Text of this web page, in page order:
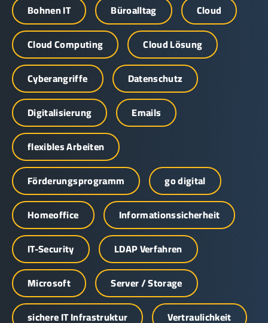
Bohnen IT
Büroalltag
Cloud
Cloud Computing
Cloud Lösung
Cyberangriffe
Datenschutz
Digitalisierung
Emails
flexibles Arbeiten
Förderungsprogramm
go digital
Homeoffice
Informationssicherheit
IT-Security
LDAP Verfahren
Microsoft
Server / Storage
sichere IT Infrastruktur
Vertraulichkeit